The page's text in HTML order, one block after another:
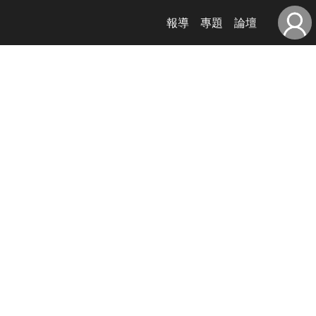
報導 專題 論壇